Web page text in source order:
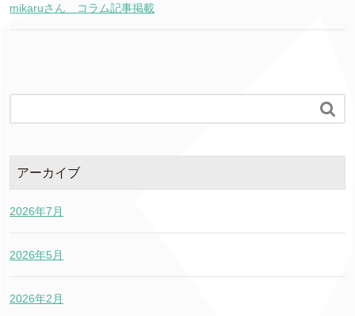
mikaruさん コラム記事掲載

アーカイブ
2026年7月
2026年5月
2026年2月